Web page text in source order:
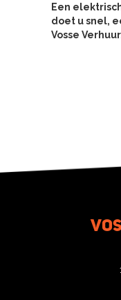
Een
doet u snel,
Vosse